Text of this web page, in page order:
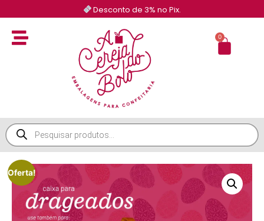
Desconto de 3% no Pix.
0
Oferta!